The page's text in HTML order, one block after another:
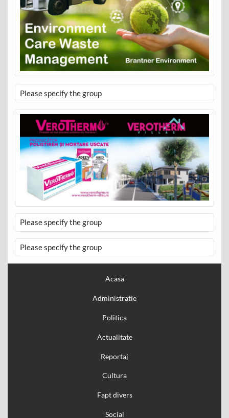
Please specify the group
Please specify the group
Please specify the group
Acasa
Administratie
Politica
Actualitate
Reportaj
Cultura
Fapt divers
Social